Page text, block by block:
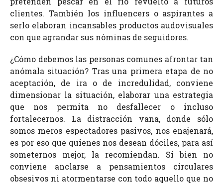
clientes. También los influencers o aspirantes a
serlo elaboran incansables productos audovisuales
con que agrandar sus nóminas de seguidores.
¿Cómo debemos las personas comunes afrontar tan
anómala situación? Tras una primera etapa de no
aceptación, de ira o de incredulidad, conviene
dimensionar la situación, elaborar una estrategia
que nos permita no desfallecer o incluso
fortalecernos. La distracción vana, donde sólo
somos meros espectadores pasivos, nos enajenará,
es por eso que quienes nos desean dóciles, para así
someternos mejor, la recomiendan. Si bien no
conviene anclarse a pensamientos circulares
obsesivos ni atormentarse con todo aquello que no